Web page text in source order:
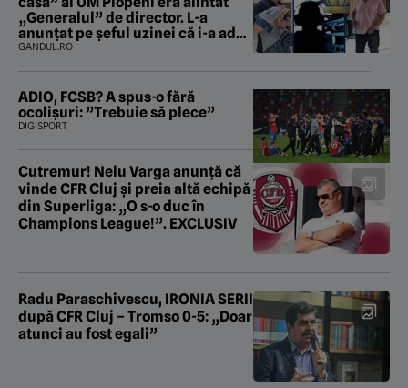
„Generalul” de director. L-a
anunțat pe șeful uzinei că i-a adus
„subțireanu, așa”
GANDUL.RO
ADIO, FCSB? A spus-o fără
ocolișuri: ”Trebuie să plece”
DIGISPORT
Cutremur! Nelu Varga anunță că
vinde CFR Cluj și preia altă echipă
din Superliga: „O s-o duc în
Champions League!”. EXCLUSIV
Radu Paraschivescu, IRONIA SERII
după CFR Cluj – Tromso 0-5: „Doar
atunci au fost egali”